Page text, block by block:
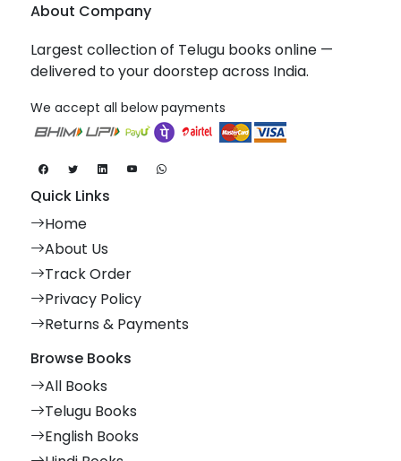
About Company
Largest collection of Telugu books online —
delivered to your doorstep across India.
We accept all below payments
Quick Links
Home
About Us
Track Order
Privacy Policy
Returns & Payments
Browse Books
All Books
Telugu Books
English Books